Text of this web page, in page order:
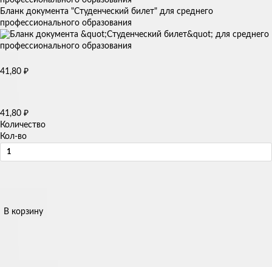
Бланк документа "Студенческий билет" для среднего
профессионального образования
41,80 ₽
41,80 ₽
Количество
Кол-во
В корзину